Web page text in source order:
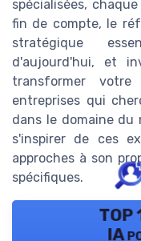
spécialisées,
fin de compte, le
stratégique
d'aujourd'hui, et
transformer
entreprises qui
dans le domaine
s'inspirer de ces
approches à son
spécifiques.
TOP
IA